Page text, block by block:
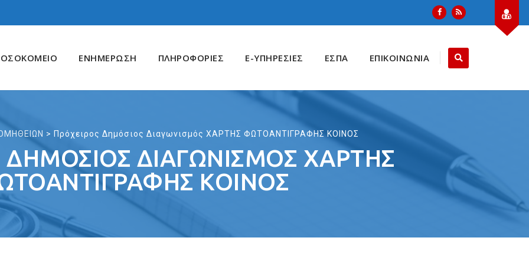
ΕΝΗΜΕΡΩΣΗ ΠΛΗΡΟΦΟΡΙΕΣ E-ΥΠΗΡΕΣΙΕΣ ΕΣΠΑ ΕΠΙΚΟΙΝΩΝΙΑ
> Πρόχειρος Δημόσιος Διαγωνισμός ΧΑΡΤΗΣ ΦΩΤΟΑΝΤΙΓΡΑΦΗΣ ΚΟΙΝΟΣ
ΔΗΜΌΣΙΟΣ ΔΙΑΓΩΝΙΣΜΌΣ ΧΑΡΤΗΣ
ΚΟΙΝΟΣ